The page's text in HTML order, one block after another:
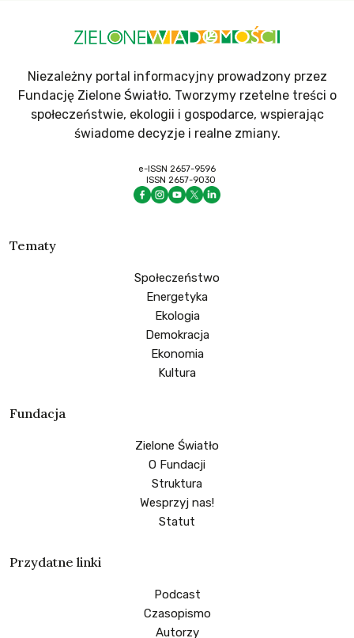
Niezależny portal informacyjny prowadzony przez
Fundację Zielone Światło. Tworzymy rzetelne treści o
społeczeństwie, ekologii i gospodarce, wspierając
świadome decyzje i realne zmiany.
e-ISSN 2657-9596
ISSN 2657-9030
Tematy
Społeczeństwo
Energetyka
Ekologia
Demokracja
Ekonomia
Kultura
Fundacja
Zielone Światło
O Fundacji
Struktura
Wesprzyj nas!
Statut
Przydatne linki
Podcast
Czasopismo
Autorzy